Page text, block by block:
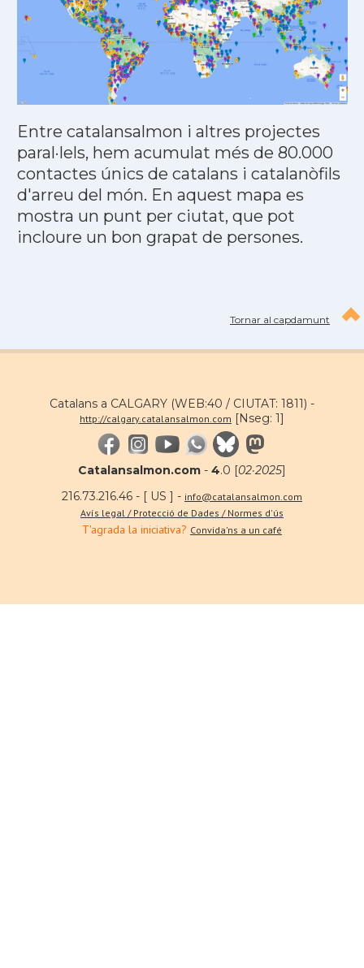
Entre catalansalmon i altres projectes
paral·lels, hem acumulat més de 80.000
contactes únics de catalans i catalanòfils
d'arreu del món. En aquest mapa es
mostra un punt per ciutat, que pot
incloure un bon grapat de persones.
Tornar al capdamunt
Catalans a CALGARY (WEB:40 / CIUTAT: 1811) -
http://calgary.catalansalmon.com [Nseg: 1]
Catalansalmon.com - 4.0 [02·2025]
216.73.216.46 - [ US ] - info@catalansalmon.com
Avís legal / Protecció de Dades / Normes d'ús
T'agrada la iniciativa? Convida'ns a un café